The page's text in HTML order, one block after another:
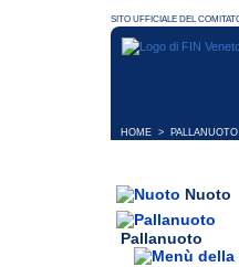
HOME > PALLANUOTO
Nuoto
Pallanuoto